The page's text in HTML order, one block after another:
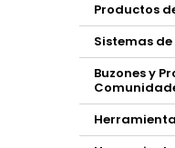
Productos
Sistemas
Buzones y